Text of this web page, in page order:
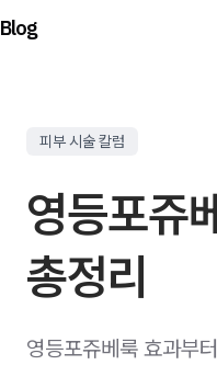
Blog
피부 시술 칼럼
영등포쥬
총정리
영등포쥬베룩 효과부